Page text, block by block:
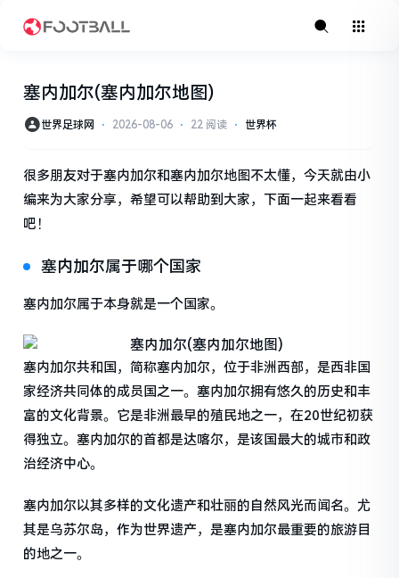
塞内加尔(塞内加尔地图)
世界足球网 ⋅ 2026-08-06 ⋅ 22 阅读 ⋅ 世界杯
很多朋友对于塞内加尔和塞内加尔地图不太懂，今天就由小
编来为大家分享，希望可以帮助到大家，下面一起来看看
吧！
塞内加尔属于哪个国家
塞内加尔属于本身就是一个国家。
塞内加尔共和国，简称塞内加尔，位于非洲西部，是西非国
家经济共同体的成员国之一。塞内加尔拥有悠久的历史和丰
富的文化背景。它是非洲最早的殖民地之一，在20世纪初获
得独立。塞内加尔的首都是达喀尔，是该国最大的城市和政
治经济中心。
塞内加尔以其多样的文化遗产和壮丽的自然风光而闻名。尤
其是乌苏尔岛，作为世界遗产，是塞内加尔最重要的旅游目
的地之一。